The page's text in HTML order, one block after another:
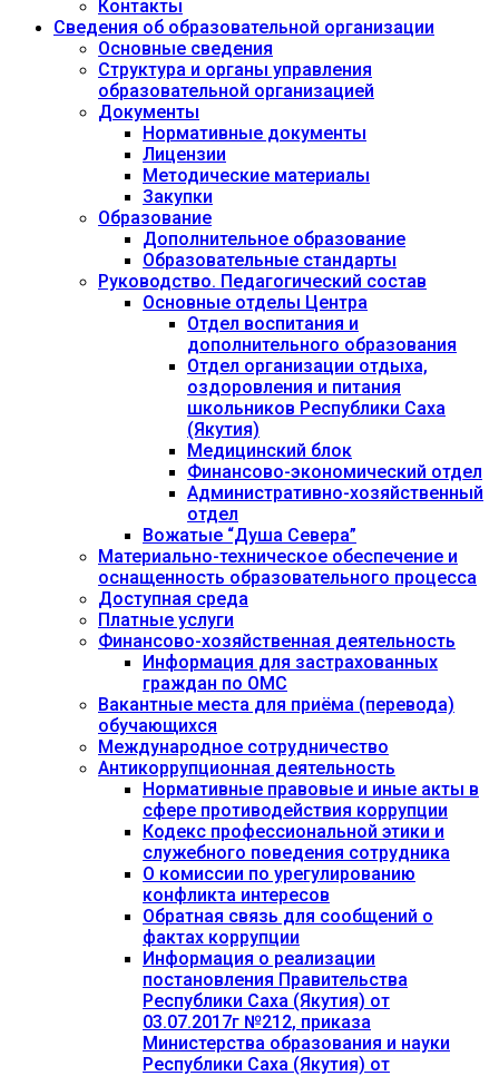
Контакты
Сведения об образовательной организации
Основные сведения
Структура и органы управления
образовательной организацией
Документы
Нормативные документы
Лицензии
Методические материалы
Закупки
Образование
Дополнительное образование
Образовательные стандарты
Руководство. Педагогический состав
Основные отделы Центра
Отдел воспитания и
дополнительного образования
Отдел организации отдыха,
оздоровления и питания
школьников Республики Саха
(Якутия)
Медицинский блок
Финансово-экономический отдел
Административно-хозяйственный
отдел
Вожатые “Душа Севера”
Материально-техническое обеспечение и
оснащенность образовательного процесса
Доступная среда
Платные услуги
Финансово-хозяйственная деятельность
Информация для застрахованных
граждан по ОМС
Вакантные места для приёма (перевода)
обучающихся
Международное сотрудничество
Антикоррупционная деятельность
Нормативные правовые и иные акты в
сфере противодействия коррупции
Кодекс профессиональной этики и
служебного поведения сотрудника
О комиссии по урегулированию
конфликта интересов
Обратная связь для сообщений о
фактах коррупции
Информация о реализации
постановления Правительства
Республики Саха (Якутия) от
03.07.2017г №212, приказа
Министерства образования и науки
Республики Саха (Якутия) от